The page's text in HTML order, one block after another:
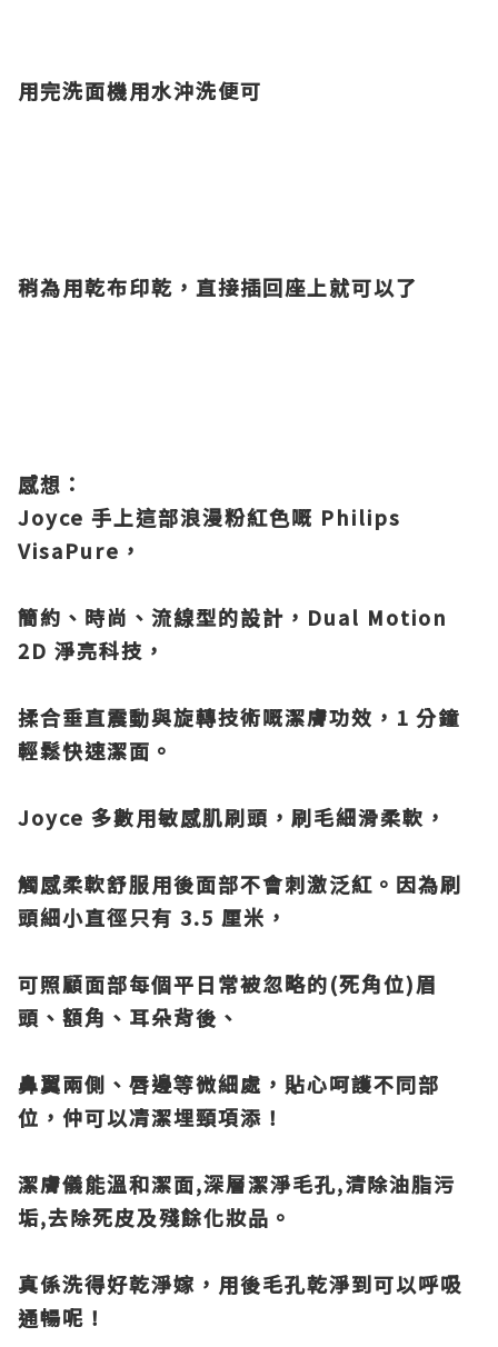
用完洗面機用水沖洗便可
稍為用乾布印乾，直接插回座上就可以了
感想：
Joyce 手上這部浪漫粉紅色嘅 Philips
VisaPure，
簡約、時尚、流線型的設計， Dual Motion
2D 淨亮科技，
揉合垂直震動與旋轉技術嘅潔膚功效， 1 分鐘
輕鬆快速潔面。
Joyce 多數用敏感肌刷頭，刷毛細滑柔軟，
觸感柔軟舒服用後面部不會刺激泛紅。因為刷
頭細小直徑只有 3.5 厘米，
可照顧面部每個平日常被忽略的(死角位)眉
頭、額角、耳朵背後、
鼻翼兩側、唇邊等微細處， 貼心呵護不同部
位，仲可以凊潔埋頸項添！
潔膚儀能溫和潔面,深層潔淨毛孔,清除油脂污
垢,去除死皮及殘餘化妝品。
真係洗得好乾淨嫁，用後毛孔乾淨到可以呼吸
通暢呢！